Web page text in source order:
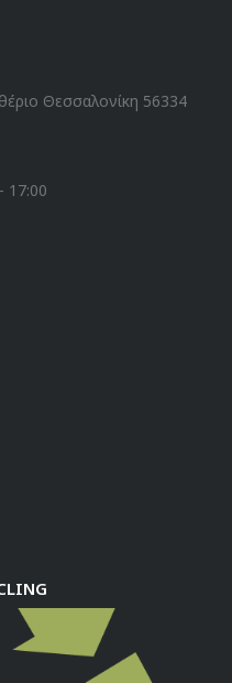
Θεσσαλονίκη 56334
17:00